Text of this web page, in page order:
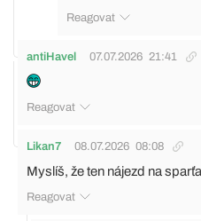
Reagovat
antiHavel 07.07.2026 21:41
Reagovat
Likan7 08.07.2026 08:08
Myslíš, že ten nájezd na
Reagovat